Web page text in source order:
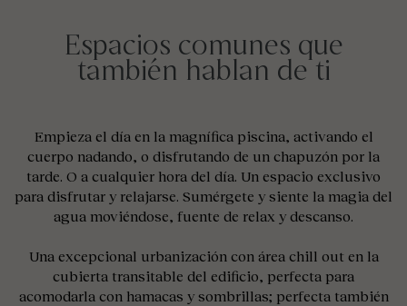
Espacios comunes que
también hablan de ti
Empieza el día en la magnífica piscina, activando el
cuerpo nadando, o disfrutando de un chapuzón por la
tarde. O a cualquier hora del día. Un espacio exclusivo
para disfrutar y relajarse. Sumérgete y siente la magia del
agua moviéndose, fuente de relax y descanso.
Una excepcional urbanización con área chill out en la
cubierta transitable del edificio, perfecta para
acomodarla con hamacas y sombrillas; perfecta también